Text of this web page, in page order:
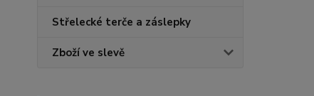
Střelecké terče a záslepky
Zboží ve slevě